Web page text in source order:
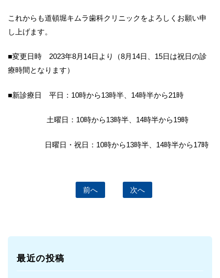
これからも道頓堀キムラ歯科クリニックをよろしくお願い申
し上げます。
■変更日時 2023年8月14日より（8月14日、15日は祝日の診
療時間となります）
■新診療日 平日：10時から13時半、14時半から21時
土曜日：10時から13時半、14時半から19時
日曜日・祝日：10時から13時半、14時半から17時
前へ 次へ
最近の投稿